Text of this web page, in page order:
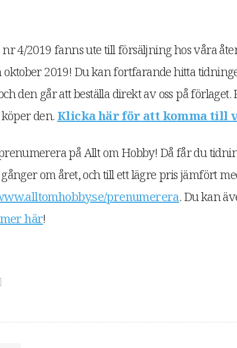
4/2019 fanns ute till försäljning hos våra
oktober 2019! Du kan fortfarande hitta
den går att beställa direkt av oss på förlaget.
den. Klicka här för att komma till
på Allt om Hobby! Då får du
om året, och till ett lägre pris jämfört
prenumerera. Du kan
här!